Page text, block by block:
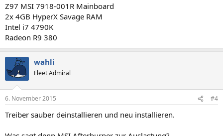
Z97 MSI 7918-001R Mainboard
2x 4GB HyperX Savage RAM
Intel i7 4790K
Radeon R9 380
wahli
Fleet Admiral
6. November 2015 #4
Treiber sauber deinstallieren und neu installieren.